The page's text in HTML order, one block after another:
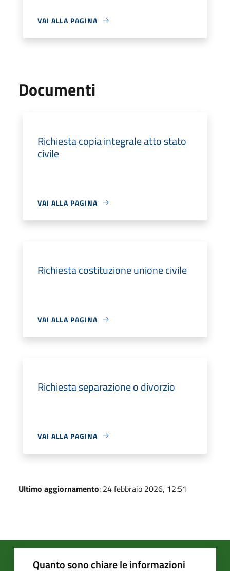
VAI ALLA PAGINA
Documenti
Richiesta copia integrale atto stato
civile
VAI ALLA PAGINA
Richiesta costituzione unione civile
VAI ALLA PAGINA
Richiesta separazione o divorzio
VAI ALLA PAGINA
Ultimo aggiornamento: 24 febbraio 2026, 12:51
Quanto sono chiare le informazioni